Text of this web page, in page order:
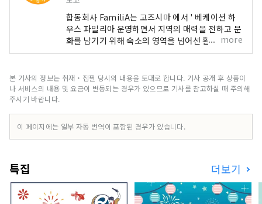
합동회사 FamiliA는 고즈시마 에서 ' 베케이션 하
우스 파밀리아 운영하면서 지역의 매력을 전하고 문
화를 남기기 위해 숙소의 영역을 넘어선 활동을 하
고 있습니다. 2024년 1월에는, 간즈 고즈시마 의 관
있는 와 현지를 방문한 사람만 체험할 수 있는 2가지
기능을 가진 완전히 새로운 관광 체험을 앱으로 제
어, 섬의 사람과 사이좋게 되는 계기 만들기를 목표
로 하고 있습니다.
more
본 기사의 정보는 취재・집필 당시의 내용을 토대로 합니다. 기사 공개 후 상품이
나 서비스의 내용 및 요금이 변동되는 경우가 있으므로 기사를 참고하실 때 주의해
주시기 바랍니다.
이 페이지에는 일부 자동 번역이 포함된 경우가 있습니다.
특집 더보기